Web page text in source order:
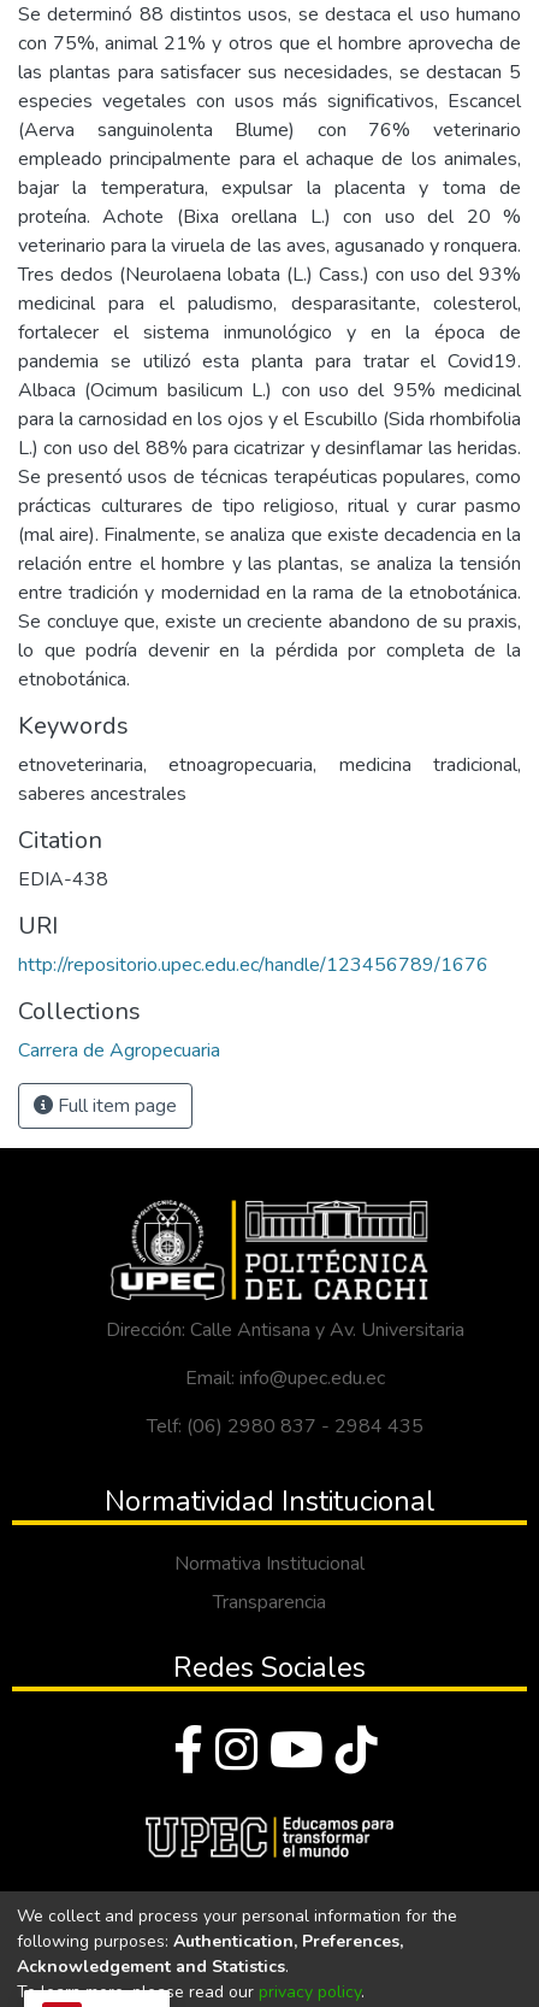
Se determinó 88 distintos usos, se destaca el uso humano
con 75%, animal 21% y otros que el hombre aprovecha de
las plantas para satisfacer sus necesidades, se destacan 5
especies vegetales con usos más significativos, Escancel
(Aerva sanguinolenta Blume) con 76% veterinario
empleado principalmente para el achaque de los animales,
bajar la temperatura, expulsar la placenta y toma de
proteína. Achote (Bixa orellana L.) con uso del 20 %
veterinario para la viruela de las aves, agusanado y ronquera.
Tres dedos (Neurolaena lobata (L.) Cass.) con uso del 93%
medicinal para el paludismo, desparasitante, colesterol,
fortalecer el sistema inmunológico y en la época de
pandemia se utilizó esta planta para tratar el Covid19.
Albaca (Ocimum basilicum L.) con uso del 95% medicinal
para la carnosidad en los ojos y el Escubillo (Sida rhombifolia
L.) con uso del 88% para cicatrizar y desinflamar las heridas.
Se presentó usos de técnicas terapéuticas populares, como
prácticas culturares de tipo religioso, ritual y curar pasmo
(mal aire). Finalmente, se analiza que existe decadencia en la
relación entre el hombre y las plantas, se analiza la tensión
entre tradición y modernidad en la rama de la etnobotánica.
Se concluye que, existe un creciente abandono de su praxis,
lo que podría devenir en la pérdida por completa de la
etnobotánica.
Keywords
etnoveterinaria, etnoagropecuaria, medicina tradicional,
saberes ancestrales
Citation
EDIA-438
URI
http://repositorio.upec.edu.ec/handle/123456789/1676
Collections
Carrera de Agropecuaria
Full item page
Dirección: Calle Antisana y Av. Universitaria
Email: info@upec.edu.ec
Telf: (06) 2980 837 - 2984 435
Normatividad Institucional
Normativa Institucional
Transparencia
Redes Sociales
Universidad Politécnica Estatal del Carchi
We collect and process your personal information for the
following purposes: Authentication, Preferences,
Acknowledgement and Statistics.
To learn more, please read our privacy policy.